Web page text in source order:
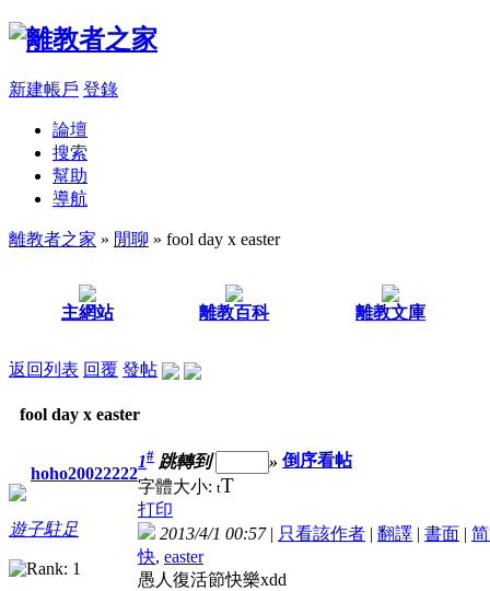
新建帳戶 登錄
論壇
搜索
幫助
導航
離教者之家 » 閒聊 » fool day x easter
主網站 離教百科 離教文庫
返回列表 回覆 發帖
fool day x easter
hoho20022222
遊子駐足
1# 跳轉到 » 倒序看帖
字體大小: tT
打印
2013/4/1 00:57| 只看該作者 | 翻譯 | 書面 | 简
快, easter
愚人復活節快樂xdd